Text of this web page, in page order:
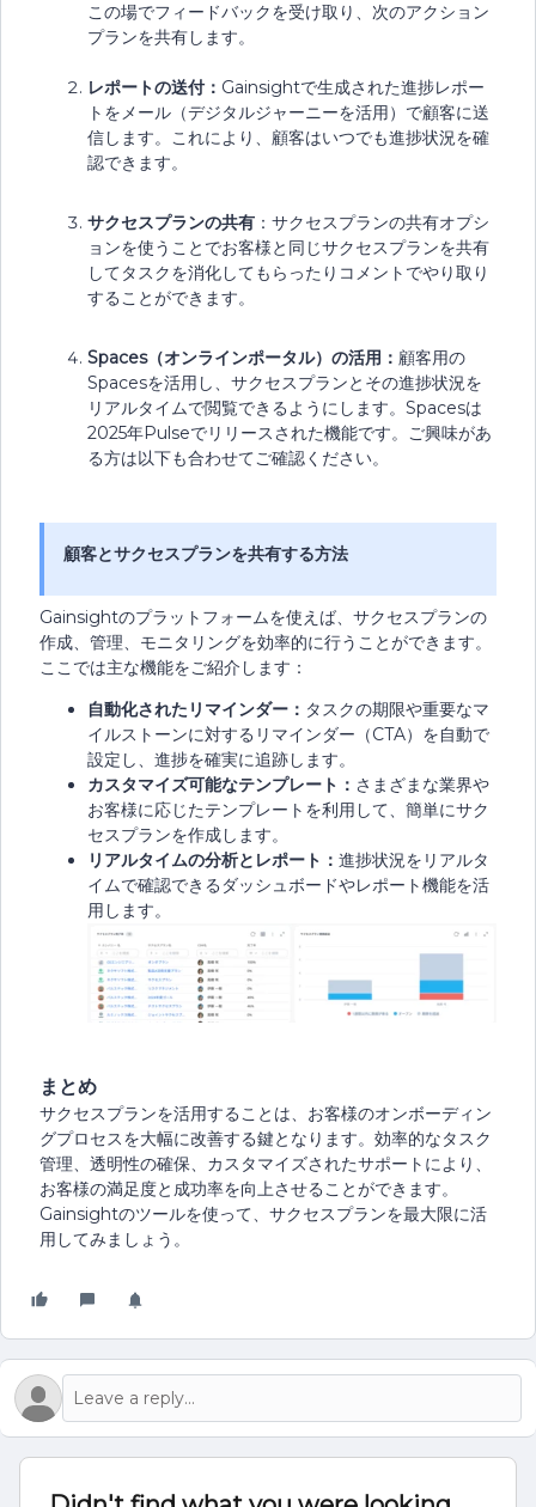
この場でフィードバックを受け取り、次のアクション
プランを共有します。
レポートの送付： Gainsightで生成された進捗レポー
トをメール（デジタルジャーニーを活用）で顧客に送
信します。これにより、顧客はいつでも進捗状況を確
認できます。
サクセスプランの共有 ：サクセスプランの共有オプシ
ョンを使うことでお客様と同じサクセスプランを共有
してタスクを消化してもらったりコメントでやり取り
することができます。
Spaces（オンラインポータル）の活用： 顧客用の
Spacesを活用し、サクセスプランとその進捗状況を
リアルタイムで閲覧できるようにします。Spacesは
2025年Pulseでリリースされた機能です。ご興味があ
る方は以下も合わせてご確認ください。
顧客とサクセスプランを共有する方法
Gainsightのプラットフォームを使えば、サクセスプランの
作成、管理、モニタリングを効率的に行うことができます。
ここでは主な機能をご紹介します：
自動化されたリマインダー： タスクの期限や重要なマ
イルストーンに対するリマインダー（CTA）を自動で
設定し、進捗を確実に追跡します。
カスタマイズ可能なテンプレート： さまざまな業界や
お客様に応じたテンプレートを利用して、簡単にサク
セスプランを作成します。
リアルタイムの分析とレポート： 進捗状況をリアルタ
イムで確認できるダッシュボードやレポート機能を活
用します。
まとめ
サクセスプランを活用することは、お客様のオンボーディン
グプロセスを大幅に改善する鍵となります。効率的なタスク
管理、透明性の確保、カスタマイズされたサポートにより、
お客様の満足度と成功率を向上させることができます。
Gainsightのツールを使って、サクセスプランを最大限に活
用してみましょう。